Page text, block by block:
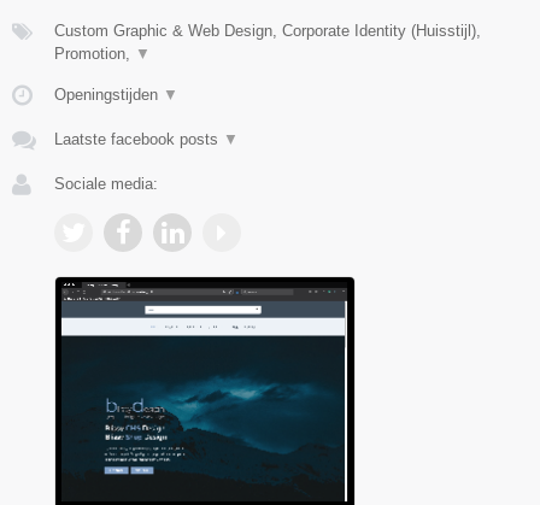
Custom Graphic & Web Design, Corporate Identity (Huisstijl),
Promotion,
▼
Openingstijden ▼
Laatste facebook posts ▼
Sociale media: